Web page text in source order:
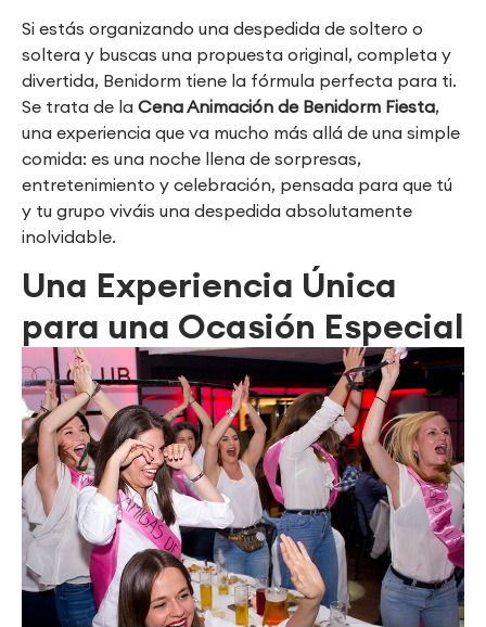
Si estás organizando una despedida de soltero o
soltera y buscas una propuesta original, completa y
divertida, Benidorm tiene la fórmula perfecta para ti.
Se trata de la Cena Animación de Benidorm Fiesta,
una experiencia que va mucho más allá de una simple
comida: es una noche llena de sorpresas,
entretenimiento y celebración, pensada para que tú
y tu grupo viváis una despedida absolutamente
inolvidable.
Una Experiencia Única
para una Ocasión Especial